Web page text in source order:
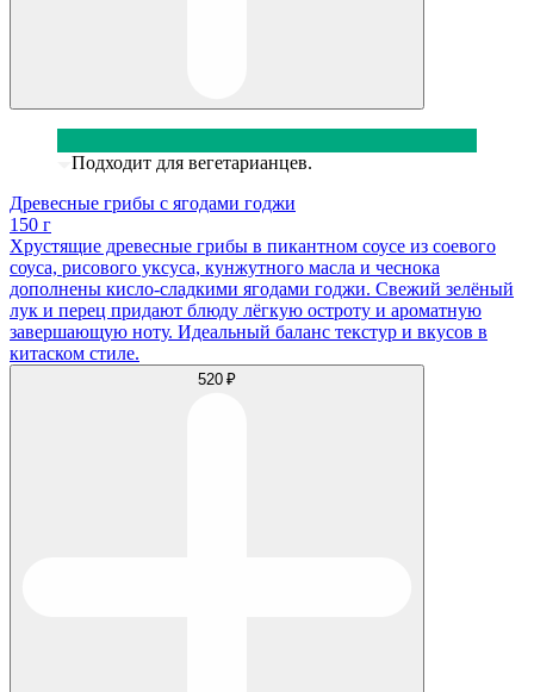
Подходит для вегетарианцев.
Древесные грибы с ягодами годжи
150 г
Хрустящие древесные грибы в пикантном соусе из соевого
соуса, рисового уксуса, кунжутного масла и чеснока
дополнены кисло-сладкими ягодами годжи. Свежий зелёный
лук и перец придают блюду лёгкую остроту и ароматную
завершающую ноту. Идеальный баланс текстур и вкусов в
китаском стиле.
520 ₽